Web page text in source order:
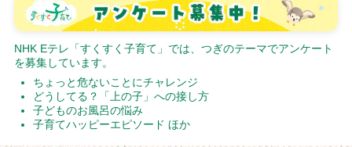
NHK Eテレ「すくすく子育て」では、つぎのテーマでアンケート
を募集しています。
ちょっと危ないことにチャレンジ
どうしてる？「上の子」への接し方
子どものお風呂の悩み
子育てハッピーエピソード ほか